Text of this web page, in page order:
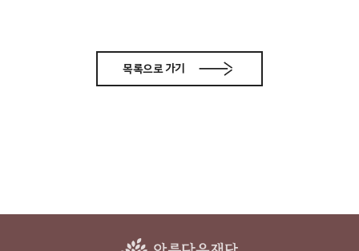
목록으로 가기